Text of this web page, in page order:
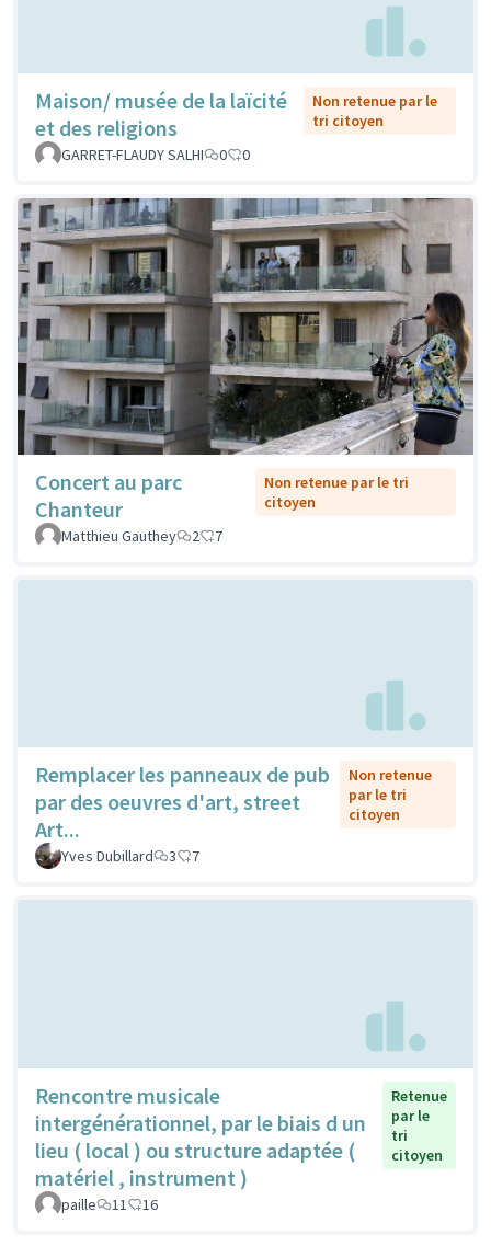
Maison/ musée de la laïcité
et des religions
Non retenue par le
tri citoyen
GARRET-FLAUDY SALHI
0 0
Concert au parc
Chanteur
Non retenue par le tri
citoyen
Matthieu Gauthey
2 7
Remplacer les panneaux de pub
par des oeuvres d'art, street
Art...
Non retenue
par le tri
citoyen
Yves Dubillard 3 7
Rencontre musicale
intergénérationnel, par le biais d un
lieu ( local ) ou structure adaptée (
matériel , instrument )
Retenue
par le
tri
citoyen
paille 11 16